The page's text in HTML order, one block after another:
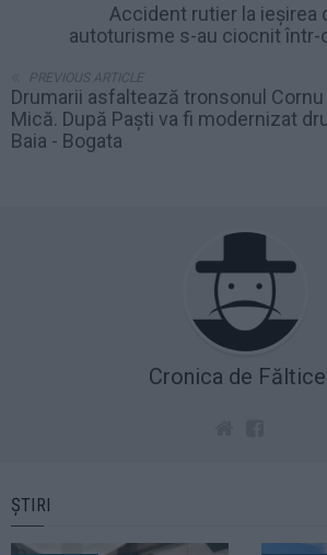
Accident rutier la ieșirea
autoturisme s-au ciocnit într-
PREVIOUS ARTICLE
Drumarii asfaltează tronsonul
Mică. După Paști va fi modernizat
Baia - Bogata
Cronica de
ȘTIRI